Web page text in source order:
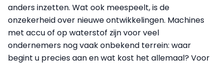
anders inzetten. Wat ook meespeelt, is de
onzekerheid over nieuwe ontwikkelingen. Machines
met accu of op waterstof zijn voor veel
ondernemers nog vaak onbekend terrein: waar
begint u precies aan en wat kost het allemaal? Voor